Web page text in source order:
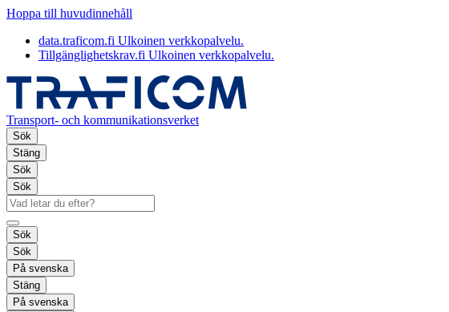
Hoppa till huvudinnehåll
data.traficom.fi Ulkoinen verkkopalvelu.
Tillgänglighetskrav.fi Ulkoinen verkkopalvelu.
Transport- och kommunikationsverket
Sök
Stäng
Sök
Sök
Sök
Sök
På svenska
Stäng
På svenska